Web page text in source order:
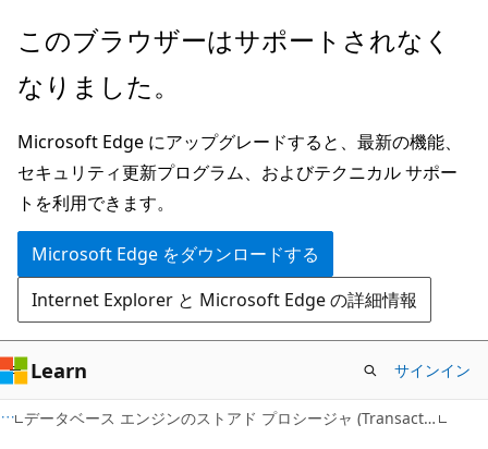
メ
ン
ン
テ
ン
ツ
に
ス
キ
ッ
プ
このブラウザーはサポートされなく
なりました。
Microsoft Edge にアップグレードすると、最新の機能、
セキュリティ更新プログラム、およびテクニカル サポー
トを利用できます。
Microsoft Edge をダウンロードする
Internet Explorer と Microsoft Edge の詳細情報
Learn サインイン
データベース エンジンのストアド プロシージャ (Transact-SQL)